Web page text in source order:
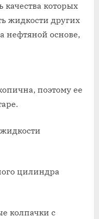
качества которых
жидкости других
нефтяной основе,
поэтому ее
цилиндра
колпачки с